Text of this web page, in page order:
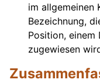
im
Bezeichnung,
Position, einem
zugewiesen